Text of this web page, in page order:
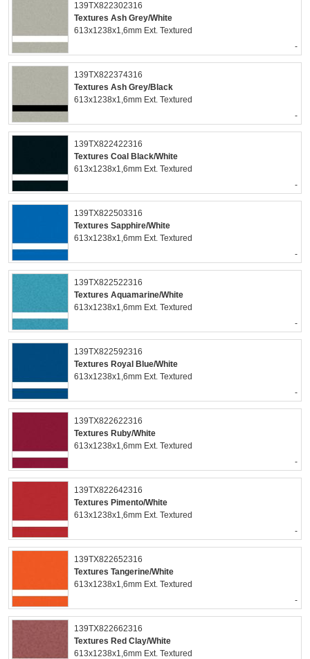
139TX822302316
Textures Ash Grey/White
613x1238x1,6mm Ext. Textured
-
139TX822374316
Textures Ash Grey/Black
613x1238x1,6mm Ext. Textured
-
139TX822422316
Textures Coal Black/White
613x1238x1,6mm Ext. Textured
-
139TX822503316
Textures Sapphire/White
613x1238x1,6mm Ext. Textured
-
139TX822522316
Textures Aquamarine/White
613x1238x1,6mm Ext. Textured
-
139TX822592316
Textures Royal Blue/White
613x1238x1,6mm Ext. Textured
-
139TX822622316
Textures Ruby/White
613x1238x1,6mm Ext. Textured
-
139TX822642316
Textures Pimento/White
613x1238x1,6mm Ext. Textured
-
139TX822652316
Textures Tangerine/White
613x1238x1,6mm Ext. Textured
-
139TX822662316
Textures Red Clay/White
613x1238x1,6mm Ext. Textured